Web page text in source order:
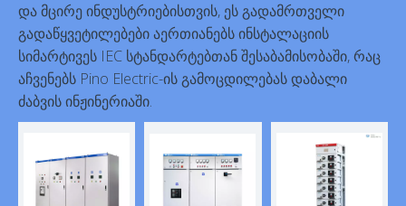
და მცირე ინდუსტრიებისთვის, ეს გადამრთველი
გადაწყვეტილებები აერთიანებს ინსტალაციის
სიმარტივეს IEC სტანდარტებთან შესაბამისობაში, რაც
აჩვენებს Pino Electric-ის გამოცდილებას დაბალი
ძაბვის ინჟინერიაში.